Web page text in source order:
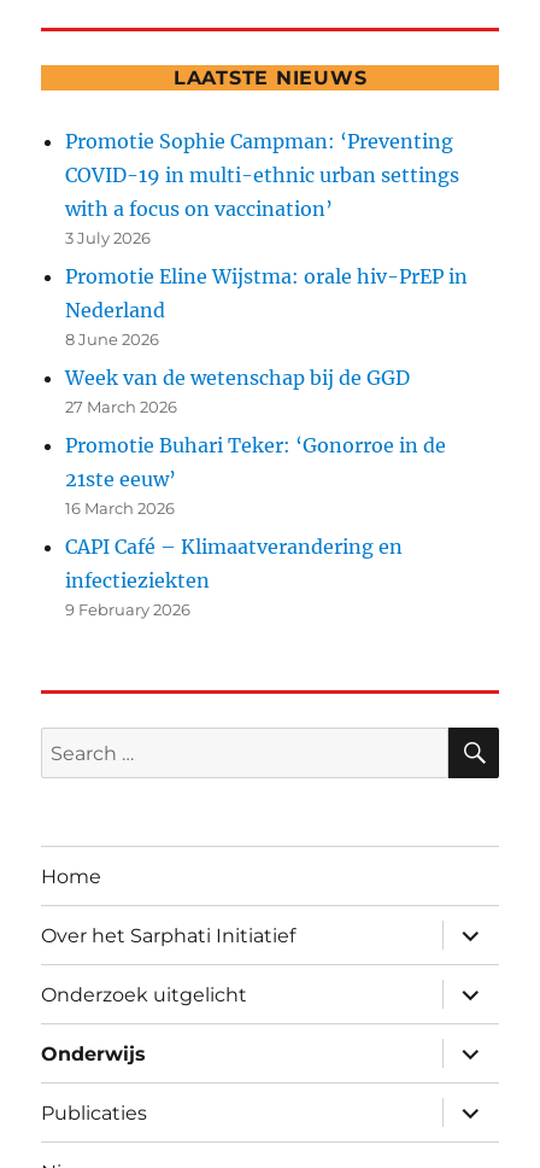
LAATSTE NIEUWS
Promotie Sophie Campman: ‘Preventing
COVID-19 in multi-ethnic urban settings
with a focus on vaccination’
3 July 2026
Promotie Eline Wijstma: orale hiv-PrEP in
Nederland
8 June 2026
Week van de wetenschap bij de GGD
27 March 2026
Promotie Buhari Teker: ‘Gonorroe in de
21ste eeuw’
16 March 2026
CAPI Café – Klimaatverandering en
infectieziekten
9 February 2026
Search
for:
Home
Over het Sarphati Initiatief
expand
child
menu
Onderzoek uitgelicht
expand
child
menu
Onderwijs
expand
child
menu
Publicaties
expand
child
menu